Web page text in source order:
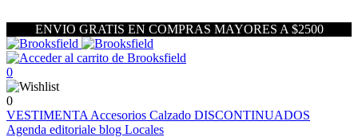
ENVIO GRATIS EN COMPRAS MAYORES A $2500
0
0
VESTIMENTA Accesorios Calzado DISCONTINUADOS
Agenda editoriale blog Locales